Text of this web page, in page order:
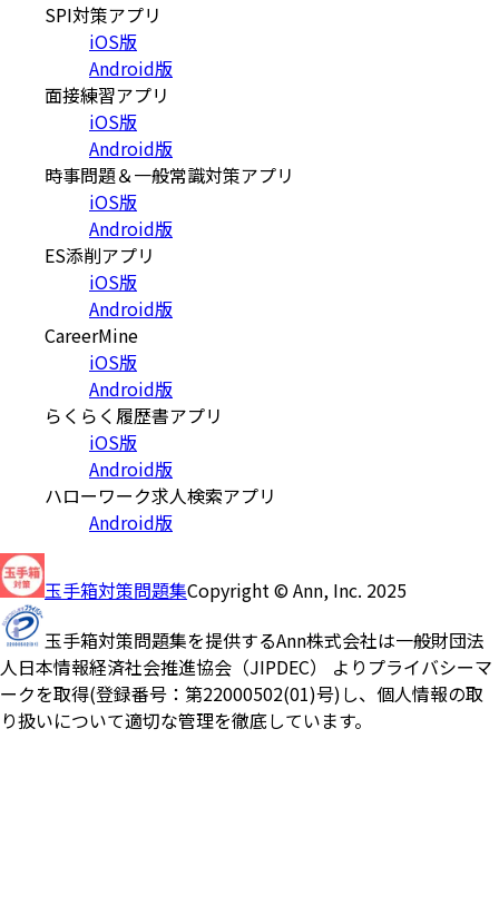
SPI対策アプリ
iOS版
Android版
面接練習アプリ
iOS版
Android版
時事問題＆一般常識対策アプリ
iOS版
Android版
ES添削アプリ
iOS版
Android版
CareerMine
iOS版
Android版
らくらく履歴書アプリ
iOS版
Android版
ハローワーク求人検索アプリ
Android版
玉手箱対策問題集Copyright © Ann, Inc. 2025
玉手箱対策問題集を提供するAnn株式会社は一般財団法
人日本情報経済社会推進協会（JIPDEC） よりプライバシーマ
ークを取得(登録番号：第22000502(01)号)し、個人情報の取
り扱いについて適切な管理を徹底しています。